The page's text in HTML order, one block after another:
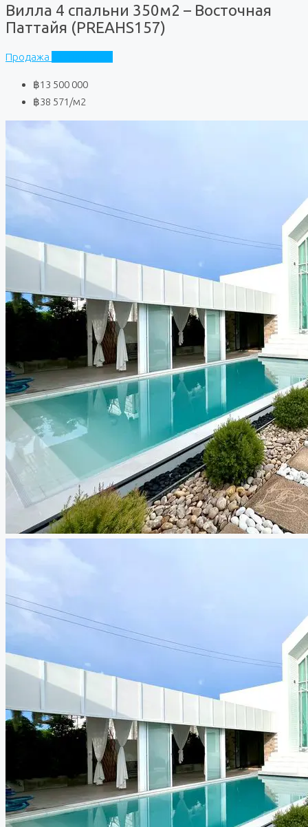
Вилла 4 спальни 350м2 – Восточная
Паттайя (PREAHS157)
Продажа
฿13 500 000
฿38 571 /м2